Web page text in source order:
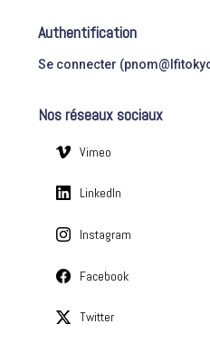
g
o
e
Authentification
Se connecter
Nos réseaux sociaux
Vimeo
LinkedIn
Instagram
Facebook
Twitter